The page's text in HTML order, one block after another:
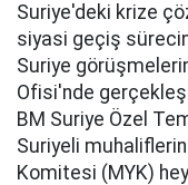
Suriye'deki krize
siyasi geçiş
Suriye
Ofisi'nde
BM Suriye Özel
Suriyeli
Komitesi (MYK)